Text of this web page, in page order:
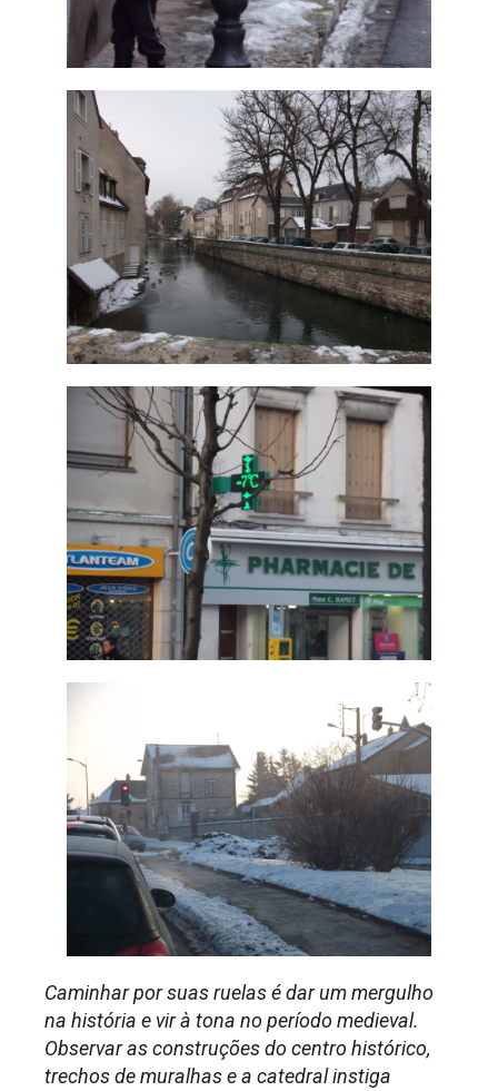
Caminhar por suas ruelas é dar um mergulho
na história e vir à tona no período medieval.
Observar as construções do centro histórico,
trechos de muralhas e a catedral instiga